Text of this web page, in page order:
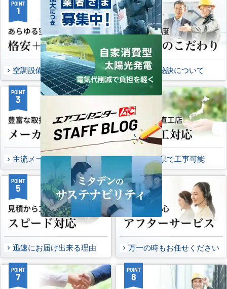
POINT
1
空調設備のご提案について
POINT
2
選ばれる秘訣について
POINT
3
主流メーカーを全取扱可能
4
47都道府県で工事可能
POINT
5
迅速にお届け出来る理由
POINT
6
万一の時もお任せください
POINT
7
POINT
8